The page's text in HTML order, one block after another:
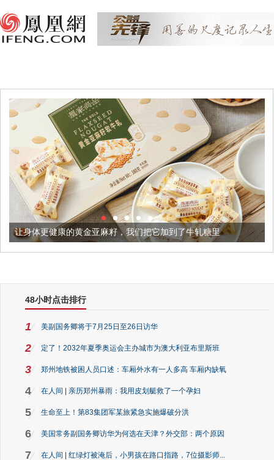
的黄金亚麻籽，我们把它加到了牛轧糖里 被列入佛家七宝
48小时点击排行
1 美副国务卿将于7月25日至26日访华
2 定了！2032年夏季奥运会主办城市为澳大利亚布里斯班
3 郑州地铁被困人员口述：车厢外水有一人多高 车厢内缺氧
4 在人间 | 亲历郑州暴雨：我用皮划艇救了一个孕妇
5 生命至上！第83集团军某旅紧急实施爆破分洪
6 美国常务副国务卿访华为何选在天津？外交部：两个原因
7 在人间 | 红绿灯被淹后，小男孩在路口指路，7位摄影师...